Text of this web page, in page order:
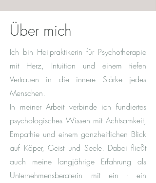
Über mich
Ich bin Heilpraktikerin für Psychotherapie
mit Herz, Intuition und einem tiefen
Vertrauen in die innere Stärke jedes
Menschen.
In meiner Arbeit verbinde ich fundiertes
psychologisches Wissen mit Achtsamkeit,
Empathie und einem ganzheitlichen Blick
auf Köper, Geist und Seele. Dabei fließt
auch meine langjährige Erfahrung als
Unternehmensberaterin mit ein - ein